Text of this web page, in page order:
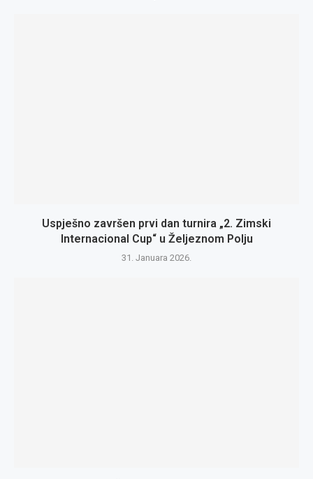
Uspješno završen prvi dan turnira „2. Zimski
Internacional Cup“ u Željeznom Polju
31. Januara 2026.